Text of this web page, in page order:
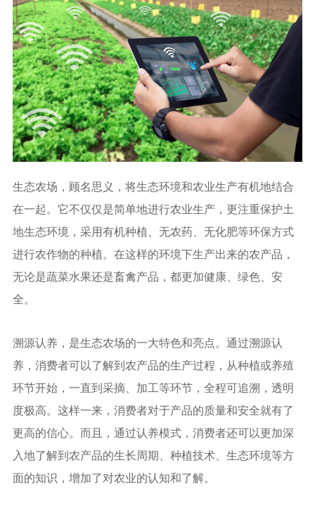
生态农场，顾名思义，将生态环境和农业生产有机地结合
在一起。它不仅仅是简单地进行农业生产，更注重保护土
地生态环境，采用有机种植、无农药、无化肥等环保方式
进行农作物的种植。在这样的环境下生产出来的农产品，
无论是蔬菜水果还是畜禽产品，都更加健康、绿色、安
全。
溯源认养，是生态农场的一大特色和亮点。通过溯源认
养，消费者可以了解到农产品的生产过程，从种植或养殖
环节开始，一直到采摘、加工等环节，全程可追溯，透明
度极高。这样一来，消费者对于产品的质量和安全就有了
更高的信心。而且，通过认养模式，消费者还可以更加深
入地了解到农产品的生长周期、种植技术、生态环境等方
面的知识，增加了对农业的认知和了解。